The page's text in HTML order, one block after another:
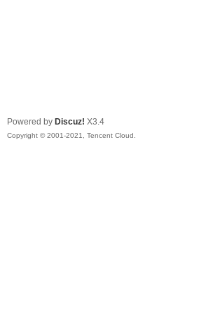
Powered by Discuz! X3.4
Copyright © 2001-2021, Tencent Cloud.